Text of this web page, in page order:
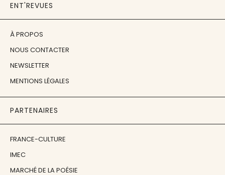
ENT'REVUES
À PROPOS
NOUS CONTACTER
NEWSLETTER
MENTIONS LÉGALES
PARTENAIRES
FRANCE-CULTURE
IMEC
MARCHÉ DE LA POÉSIE